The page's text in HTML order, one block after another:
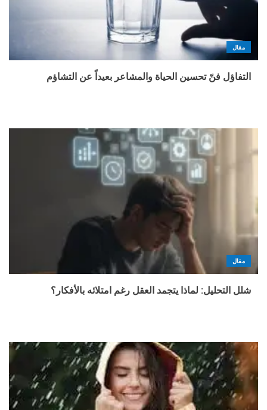
مقال
التفاؤل فنّ تحسين الحياة والمشاعر بعيداً عن التشاؤم
مقال
شلل التحليل: لماذا يتجمد العقل رغم امتلائه بالأفكار؟